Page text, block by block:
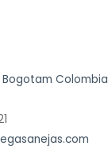
Colombia